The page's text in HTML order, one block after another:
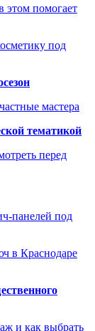
этом помогает
под
мастера
тематикой
перед
панелей под
в Краснодаре
и как выбрать